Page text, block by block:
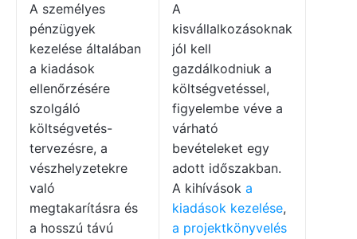
A személyes
pénzügyek
kezelése általában
a kiadások
ellenőrzésére
szolgáló
költségvetés-
tervezésre, a
vészhelyzetekre
való
megtakarításra és
a hosszú távú
A
kisvállalkozásoknak
jól kell
gazdálkodniuk a
költségvetéssel,
figyelembe véve a
várható
bevételeket egy
adott időszakban.
A kihívások a
kiadások kezelése,
a projektkönyvelés